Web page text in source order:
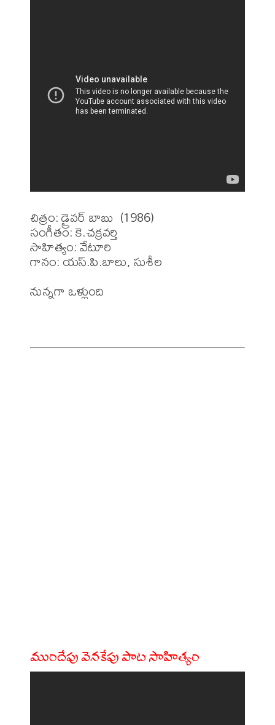
చిత్రం: డ్రైవర్ బాబు  (1986)
సంగీతం: కె.చక్రవర్తి
సాహిత్యం: వేటూరి
గానం: యస్.పి.బాలు, సుశీల
నున్నగా ఒళ్లుంది
ముందేపు వెనకేపు పాట సాహిత్యం